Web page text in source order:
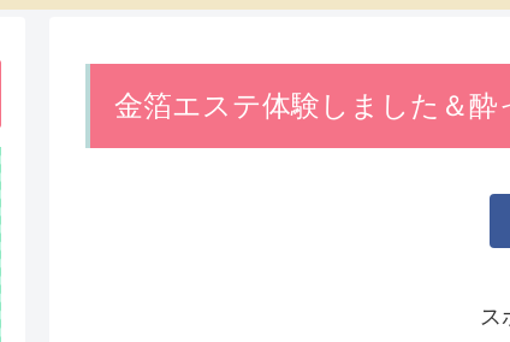
金箔エステ体験しました＆酔
ス